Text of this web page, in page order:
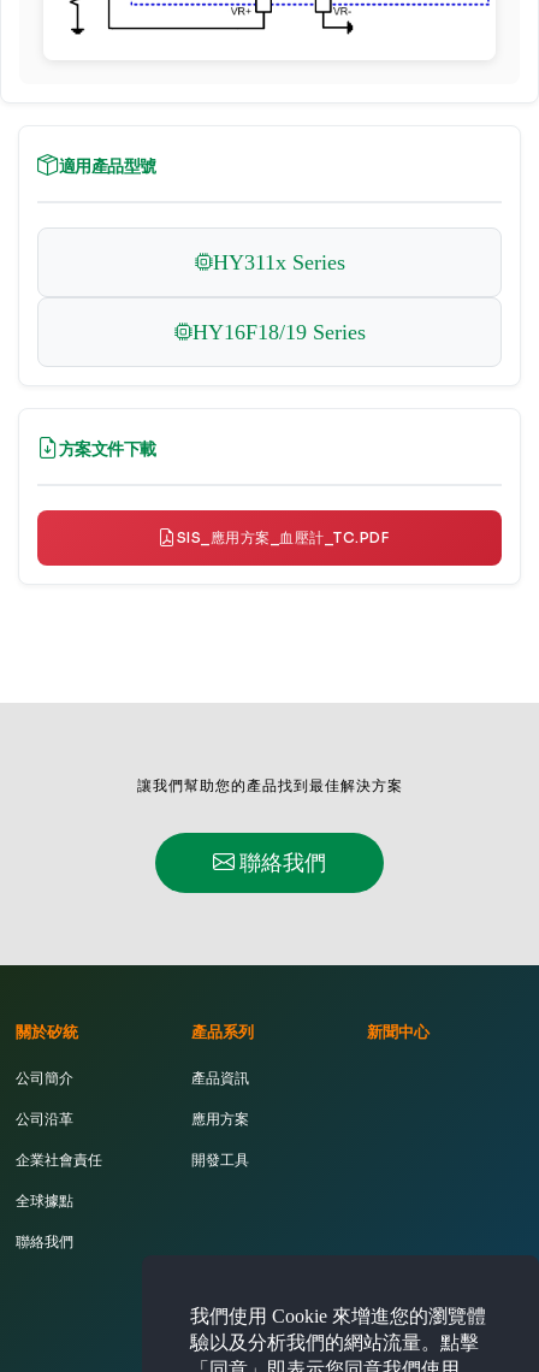
適用產品型號
HY311x Series
HY16F18/19 Series
方案文件下載
SIS_應用方案_血壓計_TC.PDF
讓我們幫助您的產品找到最佳解決方案
聯絡我們
關於矽統
公司簡介
公司沿革
企業社會責任
全球據點
聯絡我們
產品系列
產品資訊
應用方案
開發工具
新聞中心
投資人專區
我們使用 Cookie 來增進您的瀏覽體
驗以及分析我們的網站流量。點擊